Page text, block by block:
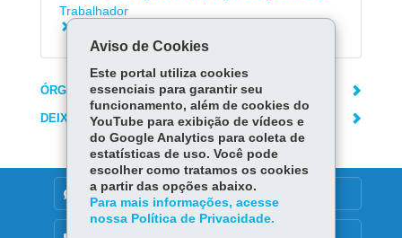
Trabalhador
ÓRGÃO RESPONSÁVEL
DEIXE SUA OPINIÃO
DENUNCIE CORRUPÇÃO
Aviso de Cookies
Este portal utiliza cookies
essenciais para garantir seu
funcionamento, além de cookies do
YouTube para exibição de vídeos e
do Google Analytics para coleta de
estatísticas de uso. Você pode
escolher como tratamos os cookies
a partir das opções abaixo.
Para mais informações, acesse
nossa Política de Privacidade.